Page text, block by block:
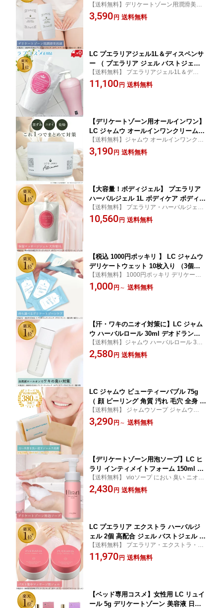
ml 保湿 匂いケア 潤滑 美容液 フェムケ
ア 日本製
【送料無料】デリケートゾーン用潤滑美容
液 マッサージローション ボディマッサージ
ジェル デリケートゾーンの臭い
3,590 円 送料無料
LC プエラリアジェル1L＆ディスペンサ
ー （ プエラリア ジェル バストジェル
バストマッサージ ジェル バストケア ク
リーム 保湿 潤い 育乳 無駄毛処理 プエ
【送料無料】 プエラリアジェル1L＆ディス
ペンサー lcコスメ
11,100 円 送料無料
【デリケートゾーン用オールインワン】
LC ジャムウ オールインワンクリーム 1
50g デリケートゾーン 黒ずみ 臭い ケア
フェムケア 引き締め ハリ 植物由来 ハ
【送料無料】ジャムウ オールインワンクリ
ーム 150g
3,190 円 送料無料
【大容量！ボディジェル】 プエラリア
ハーバルジェル 1L ボディケア ボディマ
ッサージ バストケア バストマッサージ
保湿 乾燥肌 スキンケア 胸 肌 顔 全身 べ
【送料無料】 プエラリア・ハーバルジェ
ル・1リットル(アルミ) lcコスメ
10,560 円 送料無料
【税込 1000円ポッキリ 】 LC ジャムウ
デリケートウェット 10枚入り （3個、5
個、10個セット） デリケートゾーン シ
ート 臭い ケア ウェットシート レディ
【送料無料】 1000円ポッキリ デリケート
ゾーン シート 臭い ケア ウェットシート lc
コスメ
1,000 円 ～ 送料無料
【汗・ワキのニオイ対策に】LC ジャム
ウ ハーバルロール 30ml デオドラント
ロールオン 制汗剤 ワキ汗 脇汗 ニオイ
ケア レディース メンズ 男女兼用
【送料無料】ジャムウ ハーバルロール 30m
l デオドラント 制汗剤 ロールオン 直塗り 脇
の臭い ワキの臭い ユニセックス lcコスメ
2,580 円 送料無料
LC ジャムウ ビューティーバブル 75g
（ 顔 ピーリング 角質 汚れ 毛穴 全身 自
然素材 角質ケア ニキビ ニキビケア 大
人ニキビ 肌荒れ 引き締め 洗顔 ソープ
【送料無料】 ジャムウソープ ジャムウ石鹸
顔 全身 ピーリング 自然素材 角質ケア lcコ
スメ
3,290 円 ～ 送料無料
【デリケートゾーン用泡ソープ】LC ヒ
ラリ インティメイトフォーム 150ml 泡
タイプ 低刺激 におい 黒ずみ クリーム
美白 保湿 匂い 臭い ケア デリケートゾ
【送料無料】 vioソープ におい 臭い ニオイ
臭いケア 黒ずみケア ピーチの香り グレー
プフルーツの香り
2,430 円 送料無料
LC プエラリア エクストラ ハーバルジ
ェル 2個 高配合 ジェル バストジェル バ
ストマッサージ ジェル バストケアクリ
ーム・ジェル クリーム プエラリアミリ
【送料無料】 プエラリア・エクストラ・ハ
ーバルジェル2個セット lcコスメ
11,970 円 送料無料
【ベッド専用コスメ】女性用 LC リュイ
ール 5g デリケートゾーン 美容液 日本